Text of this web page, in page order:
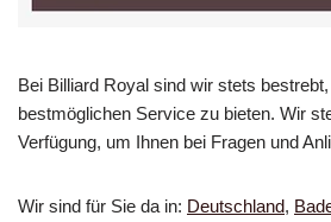
Bei Billiard Royal sind wir stets
bestmöglichen Service zu bieten. Wir
Verfügung, um Ihnen bei Fragen und
Wir sind für Sie da in: Deutschland,